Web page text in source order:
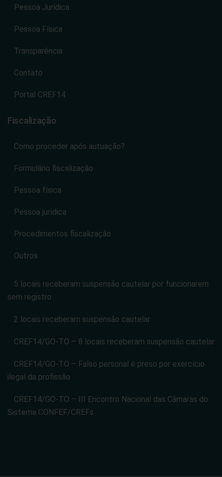
Pessoa Jurídica
Pessoa Física
Transparência
Contato
Portal CREF14
Fiscalização
Como proceder após autuação?
Formulário fiscalização
Pessoa física
Pessoa jurídica
Procedimentos fiscalização
Outros
5 locais receberam suspensão cautelar por funcionarem
sem registro
2 locais receberam suspensão cautelar
CREF14/GO-TO – 8 locais receberam suspensão cautelar
CREF14/GO-TO – Falso personal é preso por exercício
ilegal da profissão
CREF14/GO-TO – III Encontro Nacional das Câmaras do
Sistema CONFEF/CREFs